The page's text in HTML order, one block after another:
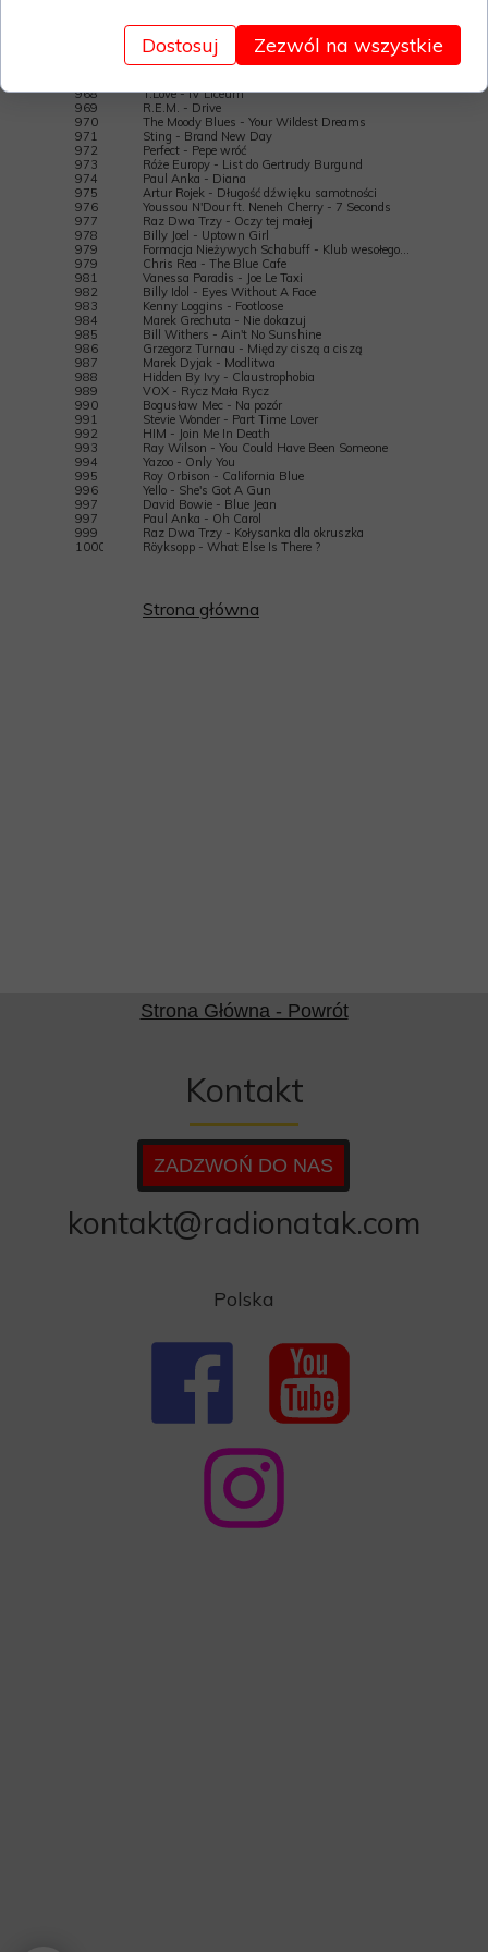
Perfect - Żywy stąd nie wyjdzie nikt
Malcolm McLaren & Catherine Deneuve - Paris...
Ive Mendes - If you leave me now
Freddie Mercury &M. Jackson - There Must Be…
T.Love - IV Liceum
R.E.M. - Drive
The Moody Blues - Your Wildest Dreams
Sting - Brand New Day
Perfect - Pepe wróć
Róże Europy - List do Gertrudy Burgund
Paul Anka - Diana
Artur Rojek - Długość dźwięku samotności
Youssou N'Dour ft. Neneh Cherry - 7 Seconds
Raz Dwa Trzy - Oczy tej małej
Billy Joel - Uptown Girl
Formacja Nieżywych Schabuff - Klub wesołego…
Chris Rea - The Blue Cafe
Vanessa Paradis - Joe Le Taxi
Billy Idol - Eyes Without A Face
Kenny Loggins - Footloose
Marek Grechuta - Nie dokazuj
Bill Withers - Ain't No Sunshine
Grzegorz Turnau - Między ciszą a ciszą
Marek Dyjak - Modlitwa
Hidden By Ivy - Claustrophobia
VOX - Rycz Mała Rycz
Bogusław Mec - Na pozór
Stevie Wonder - Part Time Lover
HIM - Join Me In Death
Ray Wilson - You Could Have Been Someone
Yazoo - Only You
Roy Orbison - California Blue
Yello - She's Got A Gun
David Bowie - Blue Jean
Paul Anka - Oh Carol
Raz Dwa Trzy - Kołysanka dla okruszka
Röyksopp - What Else Is There ?
Strona główna
968
969
970
971
972
973
974
975
976
977
978
979
979
981
982
983
984
985
986
987
988
989
990
991
992
993
994
995
996
997
997
999
1000
Strona Główna - Powrót
ZADZWOŃ DO NAS
Kontakt
kontakt@radionatak.com
Polska
Dostosuj Zezwól na wszystkie